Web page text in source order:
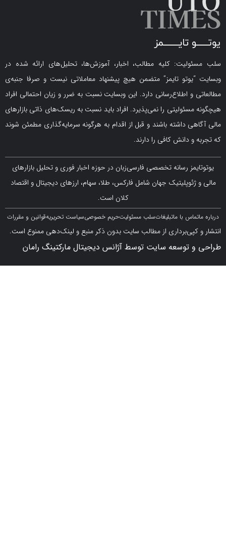
کلیه مطالب، اخبار، آموزش‌ها، تحلیل‌های ارائه شده در
تایمز” متضمن هیچ پیشنهاد معاملاتی نیست و صرفا جنبه‌ی
اطلاع‌رسانی دارد. این وبسایت نسبت به ضرر و زیان احتمالی افراد
را نمی‌پذیرد. افراد باید نسبت به ریسک‌های ذاتی بازارهای
داشته باشند و قبل از اقدام به هرگونه سرمایه‌گذاری مطمئن شوند
دانش کافی را دارند.
رسانه تخصصی فارسی‌زبان در حوزه اخبار فوری و تحلیل بازارهای
جهان شامل فارکس، طلا، سهام، ارزهای دیجیتال و اقتصاد
با ما تبلیغاتسلب مسئولیتحریم خصوصیسیاست تحریریهقوانین و مقررات
از مطالب سایت بدون ذکر منبع و لینک‌دهی ممنوع است.
سایت توسط آژانس دیجیتال مارکتینگ رامان